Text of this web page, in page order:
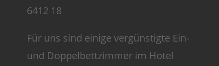
6412 18
Für uns sind einige vergünstigte Ein-
und Doppelbettzimmer im Hotel